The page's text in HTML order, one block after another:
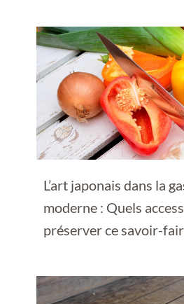
L’art japonais dans la
moderne : Quels
préserver ce savoir-